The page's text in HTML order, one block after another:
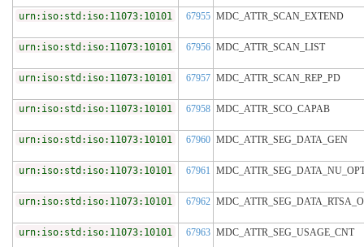
urn:iso:std:iso:11073:10101 67955 MDC_ATTR_SCAN_EXTEND
urn:iso:std:iso:11073:10101 67956 MDC_ATTR_SCAN_LIST
urn:iso:std:iso:11073:10101 67957 MDC_ATTR_SCAN_REP_PD
urn:iso:std:iso:11073:10101 67958 MDC_ATTR_SCO_CAPAB
urn:iso:std:iso:11073:10101 67960 MDC_ATTR_SEG_DATA_GEN
urn:iso:std:iso:11073:10101 67961
urn:iso:std:iso:11073:10101 67962
urn:iso:std:iso:11073:10101 67963 MDC_ATTR_SEG_USAGE_CNT